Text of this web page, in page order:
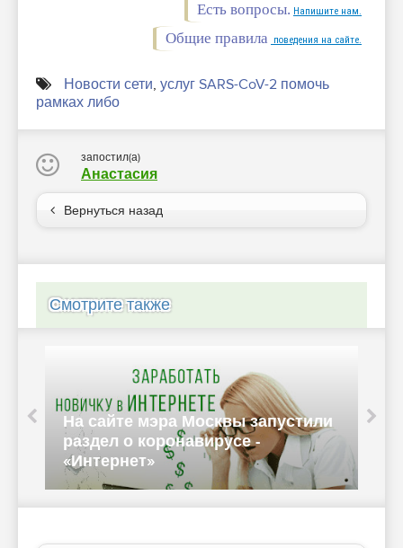
Есть вопросы. Напишите нам.
Общие правила поведения на сайте.
Новости сети, услуг SARS-CoV-2 помочь
рамках либо
запостил(а)
Анастасия
Вернуться назад
Смотрите также
На сайте мэра Москвы запустили
раздел о коронавирусе -
«Интернет»